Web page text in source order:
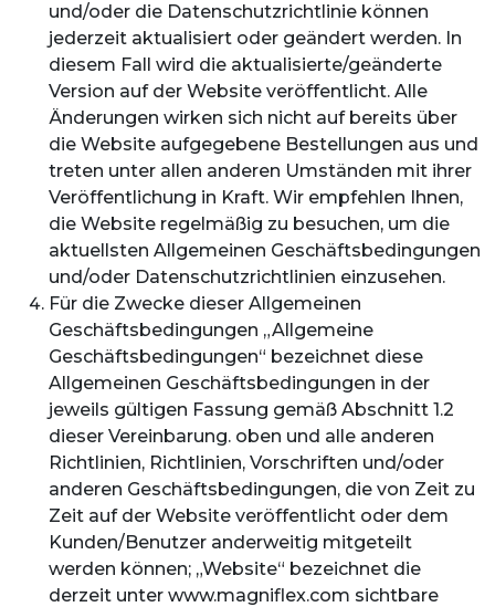
und/oder die Datenschutzrichtlinie können
jederzeit aktualisiert oder geändert werden. In
diesem Fall wird die aktualisierte/geänderte
Version auf der Website veröffentlicht. Alle
Änderungen wirken sich nicht auf bereits über
die Website aufgegebene Bestellungen aus und
treten unter allen anderen Umständen mit ihrer
Veröffentlichung in Kraft. Wir empfehlen Ihnen,
die Website regelmäßig zu besuchen, um die
aktuellsten Allgemeinen Geschäftsbedingungen
und/oder Datenschutzrichtlinien einzusehen.
Für die Zwecke dieser Allgemeinen
Geschäftsbedingungen „Allgemeine
Geschäftsbedingungen“ bezeichnet diese
Allgemeinen Geschäftsbedingungen in der
jeweils gültigen Fassung gemäß Abschnitt 1.2
dieser Vereinbarung. oben und alle anderen
Richtlinien, Richtlinien, Vorschriften und/oder
anderen Geschäftsbedingungen, die von Zeit zu
Zeit auf der Website veröffentlicht oder dem
Kunden/Benutzer anderweitig mitgeteilt
werden können; „Website“ bezeichnet die
derzeit unter www.magniflex.com sichtbare